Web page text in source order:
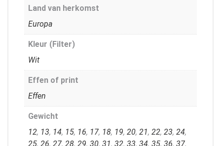
Land van herkomst
Europa
Kleur (Filter)
Wit
Effen of print
Effen
Gewicht
12, 13, 14, 15, 16, 17, 18, 19, 20, 21, 22, 23, 24,
25, 26, 27, 28, 29, 30, 31, 32, 33, 34, 35, 36, 37,